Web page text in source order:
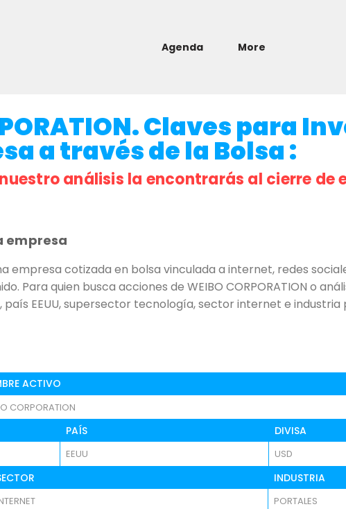
Agenda More
Claves para
a través de la Bolsa :
análisis la encontrarás al cierre de
empresa
empresa cotizada en bolsa vinculada a internet, redes
Para quien busca acciones de WEIBO CORPORATION o
EEUU, supersector tecnología, sector internet e industria
ACTIVO
CORPORATION
PAÍS DIVISA
EEUU USD
INDUSTRIA
PORTALES